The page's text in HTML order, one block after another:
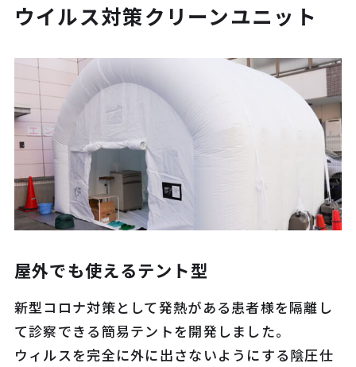
ウイルス対策クリーンユニット
屋外でも使えるテント型
新型コロナ対策として発熱がある患者様を隔離し
て診察できる簡易テントを開発しました。
ウィルスを完全に外に出さないようにする陰圧仕